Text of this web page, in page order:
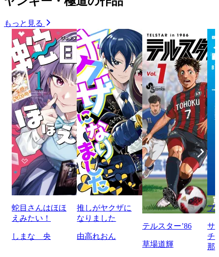
もっと見る
蛇目さんはほほ
えみたい！
しまな 央
推しがヤクザに
なりました
由高れおん
テルスター’86
草場道輝
ブ
サ
チ
那